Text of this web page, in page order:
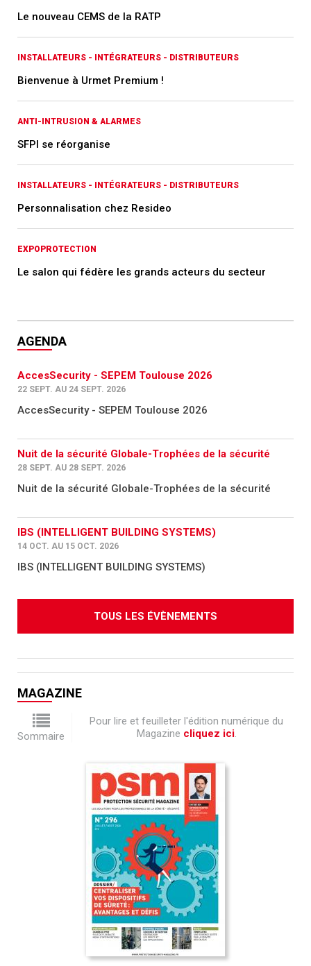
Le nouveau CEMS de la RATP
INSTALLATEURS - INTÉGRATEURS - DISTRIBUTEURS
Bienvenue à Urmet Premium !
ANTI-INTRUSION & ALARMES
SFPI se réorganise
INSTALLATEURS - INTÉGRATEURS - DISTRIBUTEURS
Personnalisation chez Resideo
EXPOPROTECTION
Le salon qui fédère les grands acteurs du secteur
AGENDA
AccesSecurity - SEPEM Toulouse 2026
22 SEPT. AU 24 SEPT. 2026
AccesSecurity - SEPEM Toulouse 2026
Nuit de la sécurité Globale-Trophées de la sécurité
28 SEPT. AU 28 SEPT. 2026
Nuit de la sécurité Globale-Trophées de la sécurité
IBS (INTELLIGENT BUILDING SYSTEMS)
14 OCT. AU 15 OCT. 2026
IBS (INTELLIGENT BUILDING SYSTEMS)
TOUS LES ÉVÈNEMENTS
MAGAZINE
Sommaire
Pour lire et feuilleter l'édition numérique du
Magazine cliquez ici.